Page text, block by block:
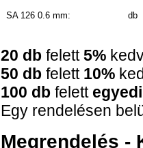
SA 126 0.6 mm: db
20 db felett5%
50 db felett 10%
100 db felett egyedi
Egy rendelésen
Megrendelés -